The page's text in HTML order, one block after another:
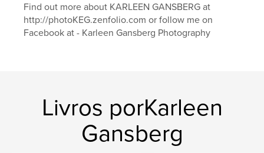
Find out more about KARLEEN GANSBERG at
http://photoKEG.zenfolio.com or follow me on
Facebook at - Karleen Gansberg Photography
Livros porKarleen
Gansberg